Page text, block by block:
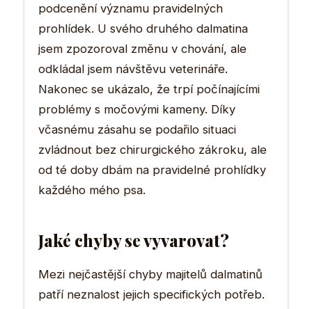
podcenění významu pravidelných
prohlídek. U svého druhého dalmatina
jsem zpozoroval změnu v chování, ale
odkládal jsem návštěvu veterináře.
Nakonec se ukázalo, že trpí počínajícími
problémy s močovými kameny. Díky
včasnému zásahu se podařilo situaci
zvládnout bez chirurgického zákroku, ale
od té doby dbám na pravidelné prohlídky
každého mého psa.
Jaké chyby se vyvarovat?
Mezi nejčastější chyby majitelů dalmatinů
patří neznalost jejich specifických potřeb.